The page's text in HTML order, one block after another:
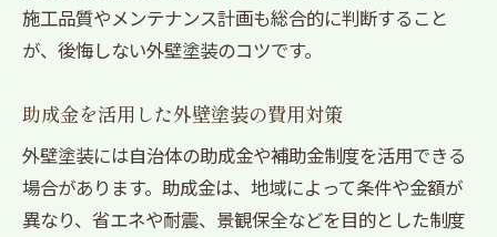
施工品質やメンテナンス計画も総合的に判断すること
が、後悔しない外壁塗装のコツです。
助成金を活用した外壁塗装の費用対策
外壁塗装には自治体の助成金や補助金制度を活用できる
場合があります。助成金は、地域によって条件や金額が
異なり、省エネや耐震、景観保全などを目的とした制度